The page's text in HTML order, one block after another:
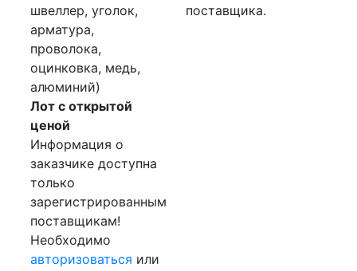
швеллер, уголок,
арматура,
проволока,
оцинковка, медь,
алюминий)
Лот с открытой
ценой
Информация о
заказчике доступна
только
зарегистрированным
поставщикам!
Необходимо
авторизоваться или
поставщика.